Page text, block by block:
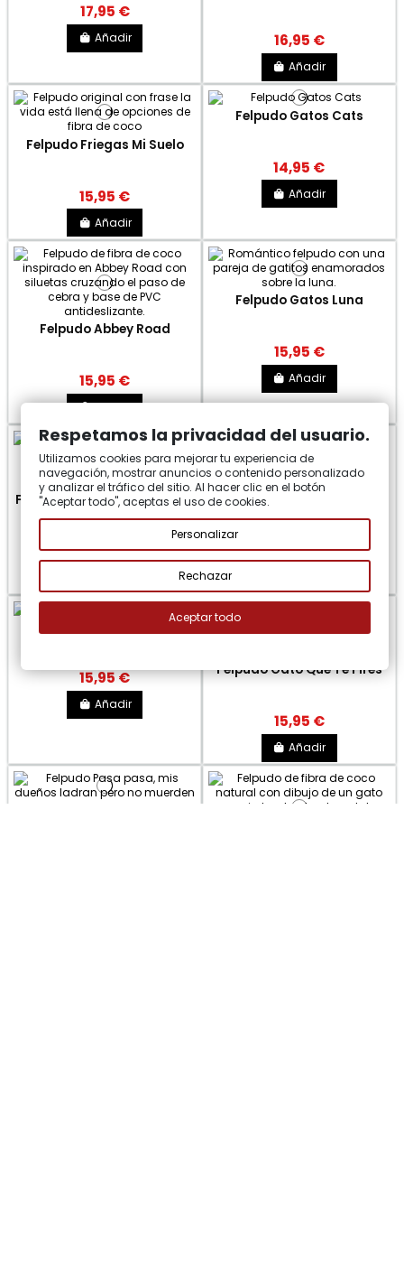
17,95 €
Añadir 16,95 €
Añadir
Felpudo Friegas Mi Suelo
15,95 €
Añadir
Felpudo Gatos Cats
14,95 €
Añadir
Felpudo Abbey Road
15,95 €
Añadir
Felpudo Gatos Luna
15,95 €
Añadir
Felpudo Una Bruja Vive Aquí
15,95 €
Felpudo Elefantes Corazón
Felpudo Gatos Juntos
15,95 €
Añadir
Felpudo Gato Que Te Pires
15,95 €
Añadir
Respetamos la privacidad del usuario.
Utilizamos cookies para mejorar tu experiencia de
navegación, mostrar anuncios o contenido personalizado
y analizar el tráfico del sitio. Al hacer clic en el botón
"Aceptar todo", aceptas el uso de cookies.
Personalizar
Rechazar
Aceptar todo